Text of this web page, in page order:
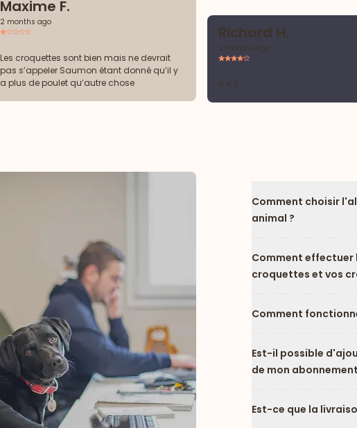
Maxime F.
2 months ago
Les croquettes sont bien mais ne devrait
pas s’appeler Saumon étant donné qu’il y
a plus de poulet qu’autre chose
Richard H.
2 months ago
R.A.S
Comment choisir
animal ?
Comment effectuer
croquettes et vos
Comment
Est-il possible
de mon
Est-ce que la